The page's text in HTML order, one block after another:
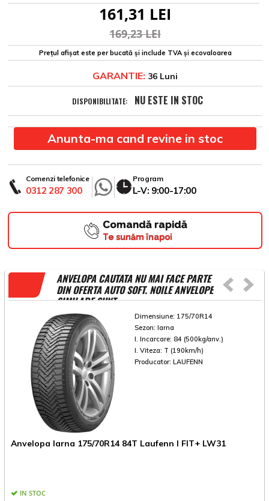
161,31 LEI
169,23 LEI
Prețul afișat este per bucată și include TVA și ecovaloarea
GARANTIE: 36 Luni
DISPONIBILITATE: NU ESTE IN STOC
Anunta-ma cand revine in stoc
Comenzi telefonice
0312 287 300
Program
L-V: 9:00-17:00
Comandă rapidă
Te sunăm înapoi
ANVELOPA CAUTATA NU MAI FACE PARTE
DIN OFERTA AUTO SOFT. NOILE ANVELOPE
SIMILARE SUNT
Dimensiune: 175/70R14
Sezon: Iarna
I. Incarcare: 84 (500kg/anv.)
I. Viteza: T (190km/h)
Producator: LAUFENN
Anvelopa Iarna 175/70R14 84T Laufenn I FIT+ LW31
IN STOC